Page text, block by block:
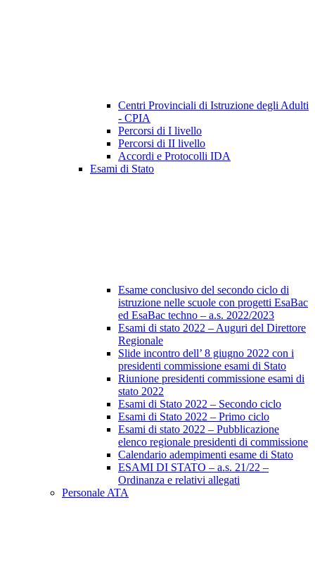
Centri Provinciali di Istruzione degli Adulti
- CPIA
Percorsi di I livello
Percorsi di II livello
Accordi e Protocolli IDA
Esami di Stato
Esame conclusivo del secondo ciclo di
istruzione nelle scuole con progetti EsaBac
ed EsaBac techno – a.s. 2022/2023
Esami di stato 2022 – Auguri del Direttore
Regionale
Slide incontro dell’ 8 giugno 2022 con i
presidenti commissione esami di Stato
Riunione presidenti commissione esami di
stato 2022
Esami di Stato 2022 – Secondo ciclo
Esami di Stato 2022 – Primo ciclo
Esami di stato 2022 – Pubblicazione
elenco regionale presidenti di commissione
Calendario adempimenti esame di Stato
ESAMI DI STATO – a.s. 21/22 –
Ordinanza e relativi allegati
Personale ATA